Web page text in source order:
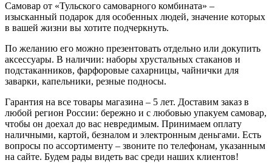
Самовар от «Тульского самоварного комбината» –
изысканный подарок для особенных людей, значение которых
в вашей жизни вы хотите подчеркнуть.
По желанию его можно презентовать отдельно или докупить
аксессуары. В наличии: наборы хрустальных стаканов и
подстаканников, фарфоровые сахарницы, чайнички для
заварки, капельники, резные подносы.
Гарантия на все товары магазина – 5 лет. Доставим заказ в
любой регион России: бережно и с любовью упакуем самовар,
чтобы он доехал до вас невредимым. Принимаем оплату
наличными, картой, безналом и электронным деньгами. Есть
вопросы по ассортименту – звоните по телефонам, указанным
на сайте. Будем рады видеть вас среди наших клиентов!